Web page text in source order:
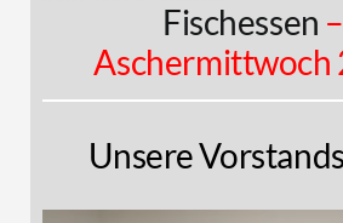
Fischessen –
Aschermittwoch
Unsere